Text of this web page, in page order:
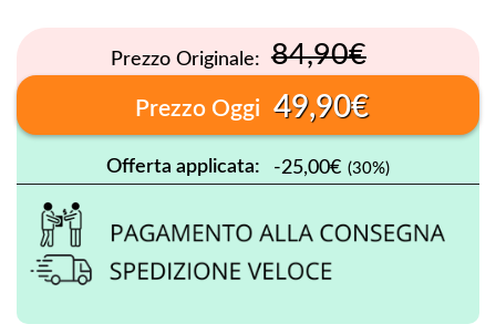
Prezzo Originale: 84,90€
Prezzo Oggi 49,90€
Offerta applicata: -25,00€ (30%)